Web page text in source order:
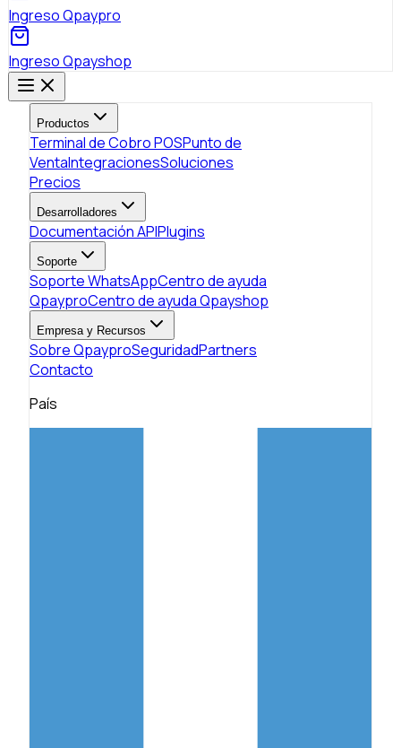
Ingreso Qpaypro
Ingreso Qpayshop
Productos
Terminal de Cobro POSPunto de
VentaIntegracionesSoluciones
Precios
Desarrolladores
Documentación APIPlugins
Soporte
Soporte WhatsAppCentro de ayuda
QpayproCentro de ayuda Qpayshop
Empresa y Recursos
Sobre QpayproSeguridadPartners
Contacto
País